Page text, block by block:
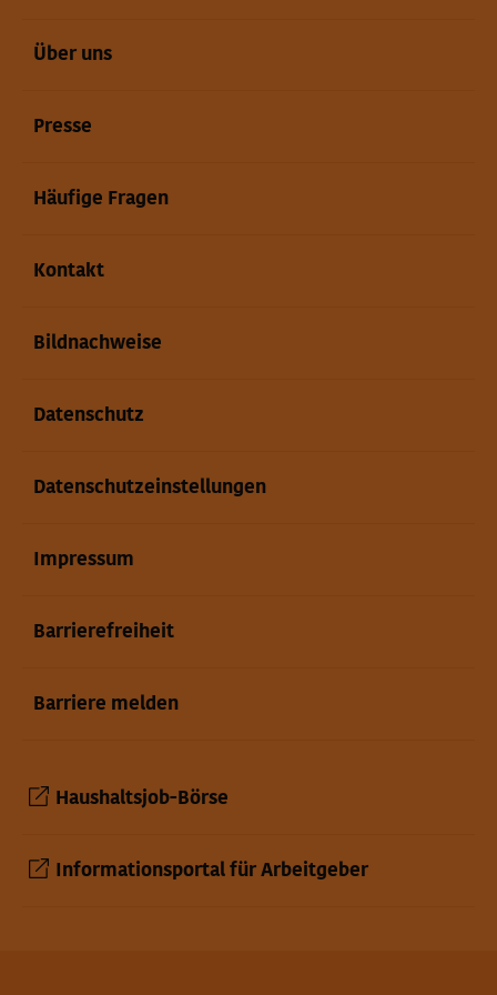
Über uns
Presse
Häufige Fragen
Kontakt
Bildnachweise
Datenschutz
Datenschutzeinstellungen
Impressum
Barrierefreiheit
Barriere melden
Haushaltsjob-Börse
Informationsportal für Arbeitgeber